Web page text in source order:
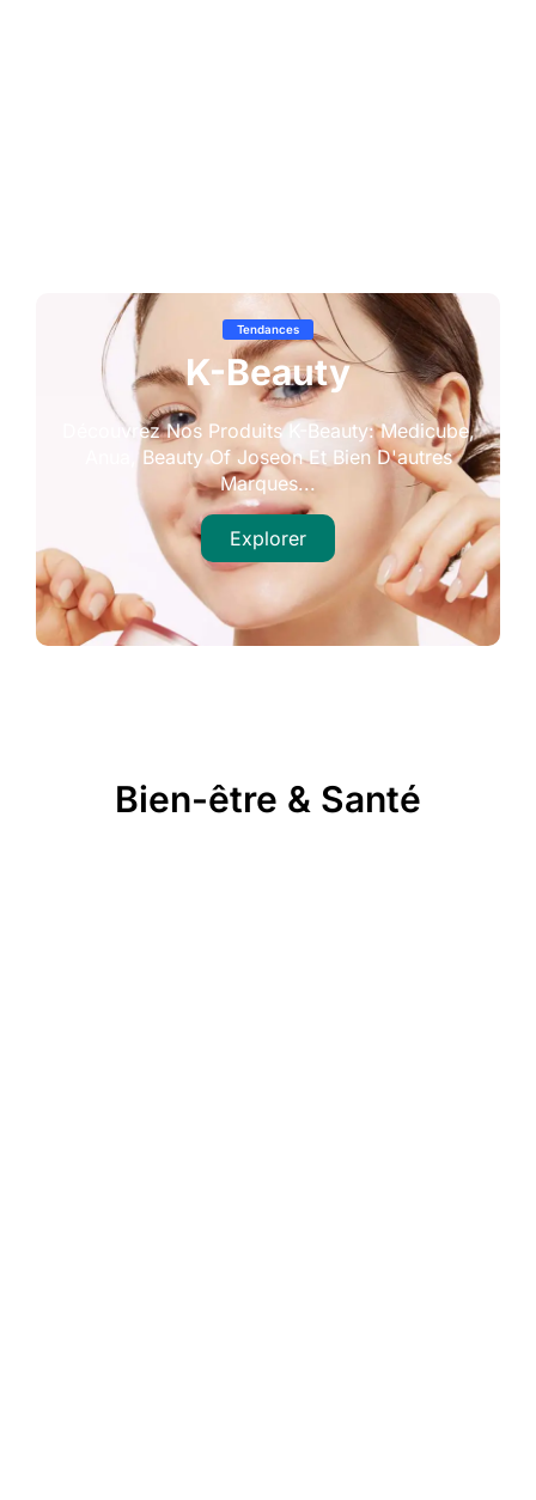
Tendances
K-Beauty
Découvrez Nos Produits K-Beauty: Medicube,
Anua, Beauty Of Joseon Et Bien D'autres
Marques...
Explorer
Bien-être & Santé